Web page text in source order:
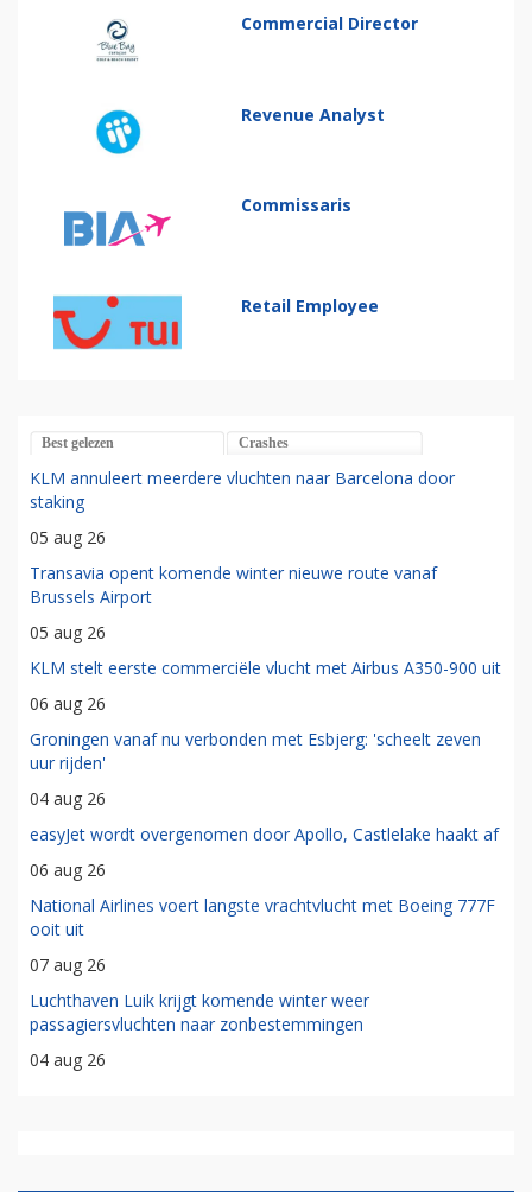
Commercial Director
Revenue Analyst
Commissaris
Retail Employee
Best gelezen Crashes
KLM annuleert meerdere vluchten naar Barcelona door
staking
05 aug 26
Transavia opent komende winter nieuwe route vanaf
Brussels Airport
05 aug 26
KLM stelt eerste commerciële vlucht met Airbus A350-900 uit
06 aug 26
Groningen vanaf nu verbonden met Esbjerg: 'scheelt zeven
uur rijden'
04 aug 26
easyJet wordt overgenomen door Apollo, Castlelake haakt af
06 aug 26
National Airlines voert langste vrachtvlucht met Boeing 777F
ooit uit
07 aug 26
Luchthaven Luik krijgt komende winter weer
passagiersvluchten naar zonbestemmingen
04 aug 26